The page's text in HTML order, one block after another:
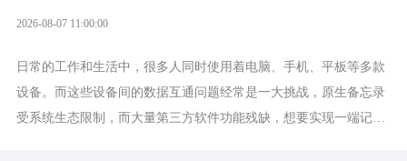
2026-08-07 11:00:00
日常的工作和生活中，很多人同时使用着电脑、手机、平板等多款
设备。而这些设备间的数据互通问题经常是一大挑战，原生备忘录
受系统生态限制，而大量第三方软件功能残缺，想要实现一端记